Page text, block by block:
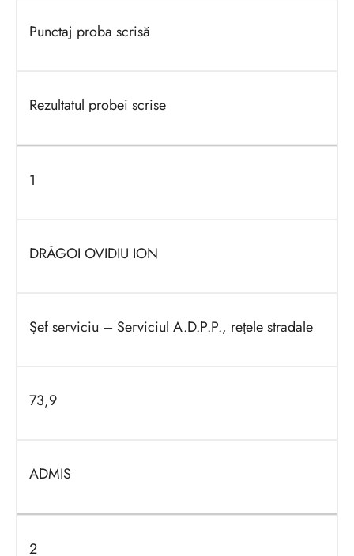
Punctaj proba scrisă
Rezultatul probei scrise
1
DRĂGOI OVIDIU ION
Șef serviciu – Serviciul A.D.P.P., rețele stradale
73,9
ADMIS
2